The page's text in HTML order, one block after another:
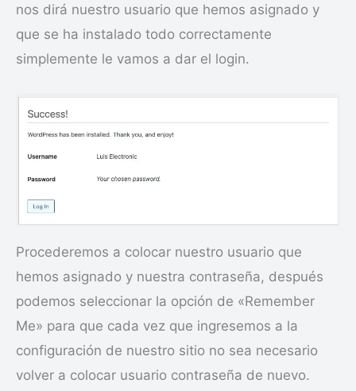
nos dirá nuestro usuario que hemos asignado y
que se ha instalado todo correctamente
simplemente le vamos a dar el login.
Procederemos a colocar nuestro usuario que
hemos asignado y nuestra contraseña, después
podemos seleccionar la opción de «Remember
Me» para que cada vez que ingresemos a la
configuración de nuestro sitio no sea necesario
volver a colocar usuario contraseña de nuevo.